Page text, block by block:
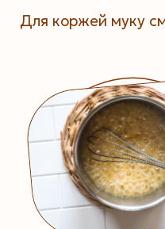
Для коржей муку